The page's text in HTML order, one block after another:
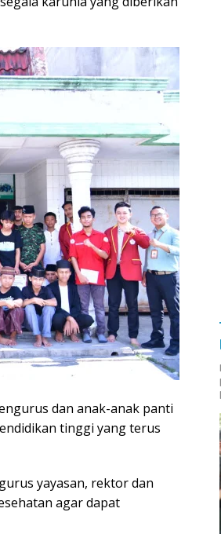
dan anak-anak panti
tinggi yang terus
yayasan, rektor dan
agar dapat